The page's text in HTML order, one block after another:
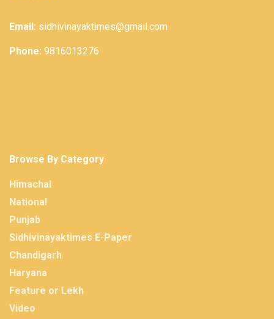
Email: sidhivinayaktimes@gmail.com
Phone: 9816013276
Browse By Category
Himachal
National
Punjab
Sidhivinayaktimes E-Paper
Chandigarh
Haryana
Feature or Lekh
Video